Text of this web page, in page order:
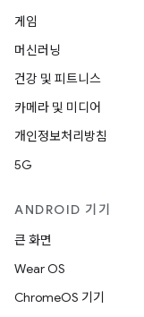
게임
머신러닝
건강 및 피트니스
카메라 및 미디어
개인정보처리방침
5G
ANDROID 기기
큰 화면
Wear OS
ChromeOS 기기